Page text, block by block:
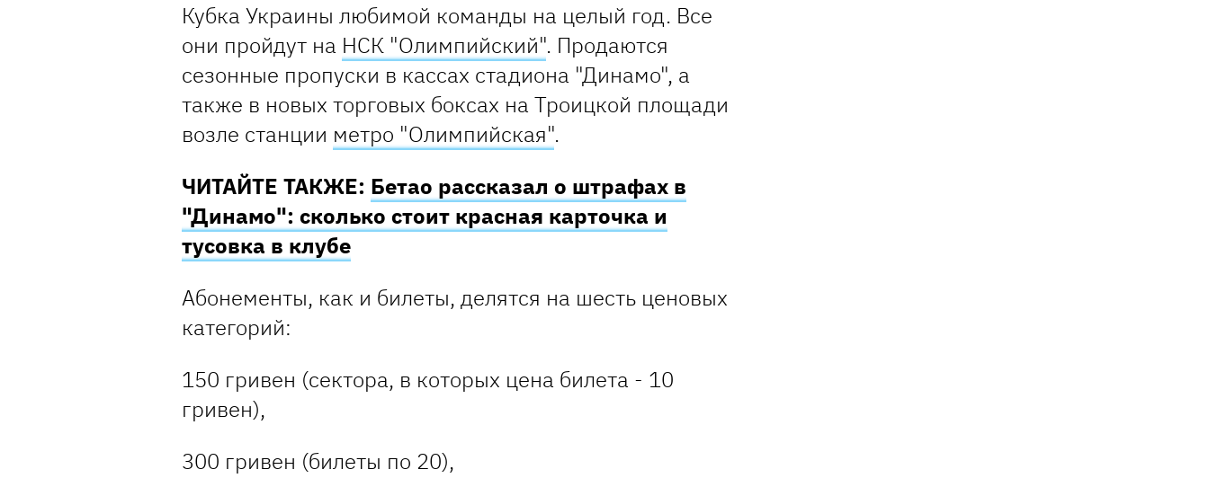
Кубка Украины любимой команды на целый год. Все
они пройдут на НСК "Олимпийский". Продаются
сезонные пропуски в кассах стадиона "Динамо", а
также в новых торговых боксах на Троицкой площади
возле станции метро "Олимпийская".
ЧИТАЙТЕ ТАКЖЕ: Бетао рассказал о штрафах в
"Динамо": сколько стоит красная карточка и
тусовка в клубе
Абонементы, как и билеты, делятся на шесть ценовых
категорий:
150 гривен (сектора, в которых цена билета - 10
гривен),
300 гривен (билеты по 20),